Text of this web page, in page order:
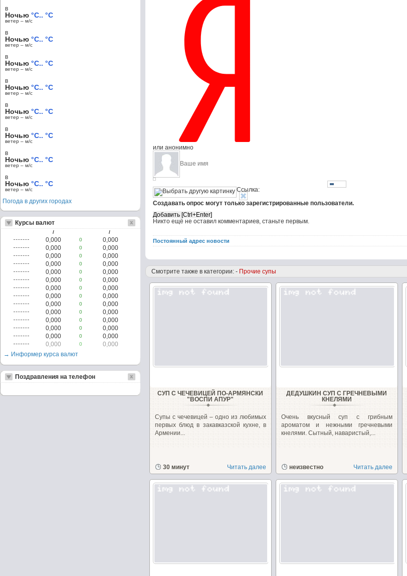
или анонимно
Ссылка:
Создавать опрос могут только зарегистрированные пользователи.
Никто ещё не оставил комментариев, станьте первым.
Постоянный адрес новости
Смотрите также в категории: - Прочие супы
СУП С ЧЕЧЕВИЦЕЙ ПО-АРМЯНСКИ
"ВОСПИ АПУР"
Супы с чечевицей – одно из любимых
первых блюд в закавказской кухне, в
Армении...
30 минут Читать далее
ДЕДУШКИН СУП С ГРЕЧНЕВЫМИ
КНЕЛЯМИ
Очень вкусный суп с грибным
ароматом и нежными гречневыми
кнелями. Сытный, наваристый,...
неизвестно Читать далее
в
Ночью °C.. °C
ветер – м/c
в
Ночью °C.. °C
ветер – м/c
в
Ночью °C.. °C
ветер – м/c
в
Ночью °C.. °C
ветер – м/c
в
Ночью °C.. °C
ветер – м/c
в
Ночью °C.. °C
ветер – м/c
в
Ночью °C.. °C
ветер – м/c
в
Ночью °C.. °C
ветер – м/c
Погода в других городах
Курсы валют
/ /
0,000 0
0,000
0,000
0
0,000
0,000
0
0,000
0,000
0
0,000
0,000
0
0,000
0,000
0
0,000
0,000
0
0,000
0,000
0
0,000
0,000
0
0,000
0,000
0
0,000
0,000
0
0,000
0,000
0
0,000
0,000
0
0,000
0,000
0
0,000
→ Информер курса валют
Поздравления на телефон